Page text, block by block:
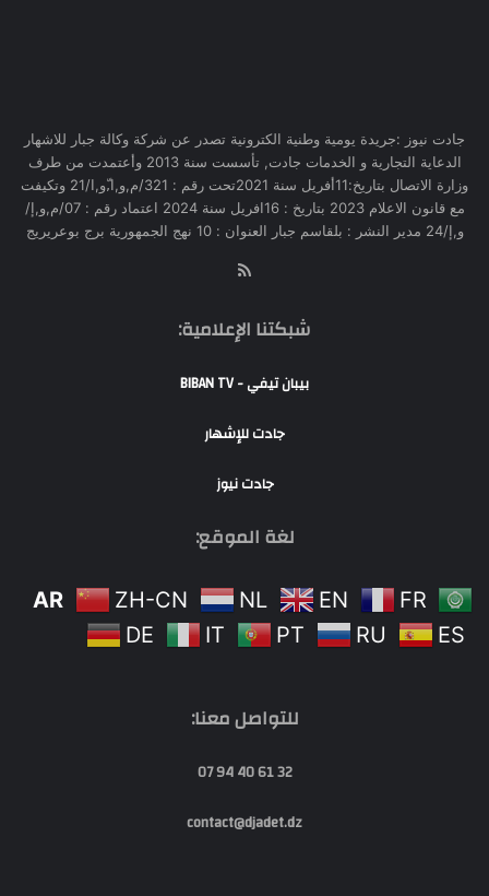
جادت نيوز :جريدة يومية وطنية الكترونية تصدر عن شركة وكالة جبار للاشهار
الدعاية التجارية و الخدمات جادت, تأسست سنة 2013 وأعتمدت من طرف
وزارة الاتصال بتاريخ:11أفريل سنة 2021تحت رقم : 321/م,و,ا,ّو,ا/21 وتكيفت
مع قانون الاعلام 2023 بتاريخ : 16افريل سنة 2024 اعتماد رقم : 07/م,و,إ/
و,إ/24 مدير النشر : بلقاسم جبار العنوان : 10 نهج الجمهورية برج بوعريريج
شبكتنا الإعلامية:
بيبان تيفي - BIBAN TV
جادت للإشهار
جادت نيوز
لغة الموقع:
AR ZH-CN NL EN
FR
DE
IT PT RU ES
للتواصل معنا:
32 61 40 94 07
contact@djadet.dz